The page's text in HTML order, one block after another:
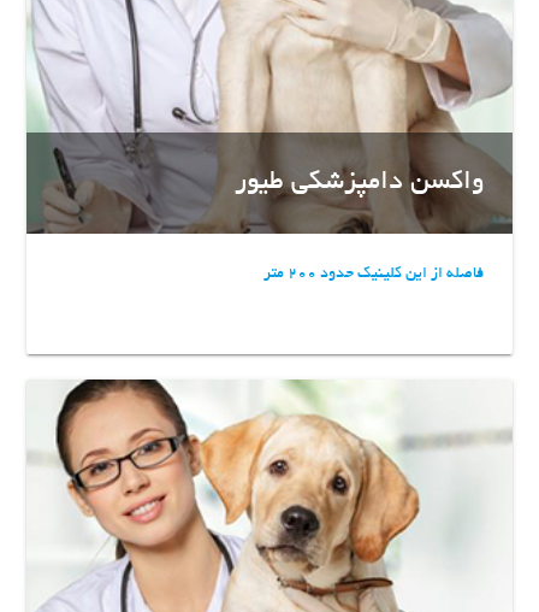
واکسن دامپزشکی طیور
فاصله از این کلینیک حدود 200 متر